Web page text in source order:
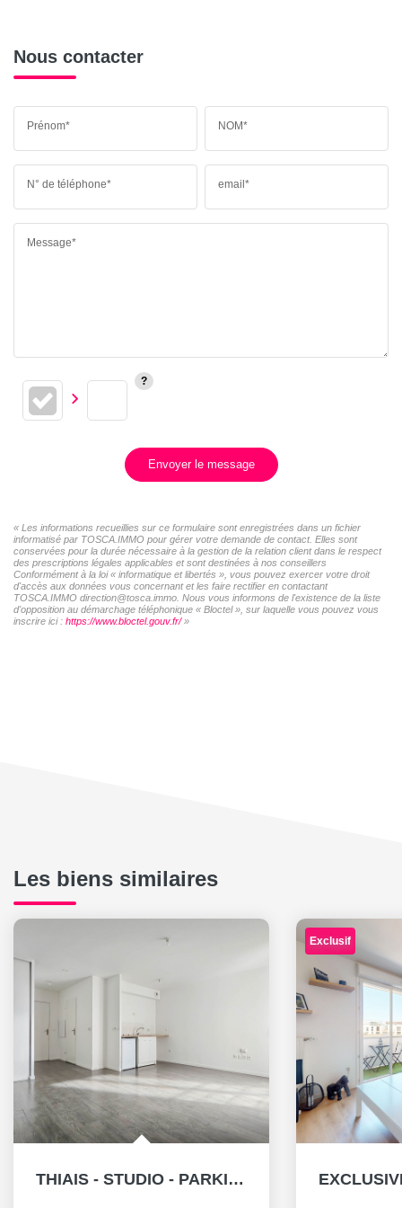
Nous contacter
Prénom* NOM*
N° de téléphone* email*
Message*
Envoyer le message
« Les informations recueillies sur ce formulaire sont enregistrées dans un fichier
informatisé par TOSCA.IMMO pour gérer votre demande de contact. Elles sont
conservées pour la durée nécessaire à la gestion de la relation client dans le respect
des prescriptions légales applicables et sont destinées à nos conseillers
Conformément à la loi « informatique et libertés », vous pouvez exercer votre droit
d'accès aux données vous concernant et les faire rectifier en contactant
TOSCA.IMMO direction@tosca.immo. Nous vous informons de l'existence de la liste
d'opposition au démarchage téléphonique « Bloctel », sur laquelle vous pouvez vous
inscrire ici : https://www.bloctel.gouv.fr/»
Les biens similaires
THIAIS - STUDIO - PARKING - AU PIED DU TRAMWAY T9
Exclusif